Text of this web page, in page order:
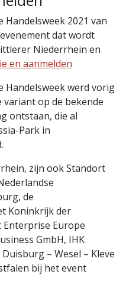
2021 van
dat wordt
Niederrhein en
en aanmelden
Handelsweek werd vorig
op de bekende
ontstaan, die al
Park in
zijn ook Standort
de
Koninkrijk der
Europe
GmbH, IHK
– Wesel – Kleve
bij het event